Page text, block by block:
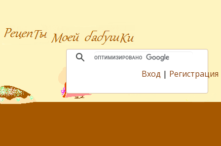
Вход | Регистрация